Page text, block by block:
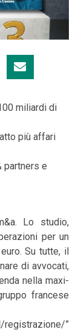
miliardi di
più affari
partners e
Lo studio,
per un
Su tutte, il
di avvocati,
nella maxi-
francese
”